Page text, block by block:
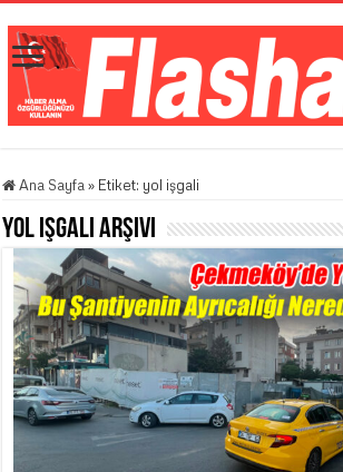
Ana Sayfa » Etiket: yol işgali
yol işgaliArşivi